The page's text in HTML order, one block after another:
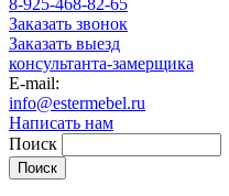
8-925-468-82-65
Заказать звонок
Заказать выезд
консультанта-замерщика
E-mail:
info@estermebel.ru
Написать нам
Поиск